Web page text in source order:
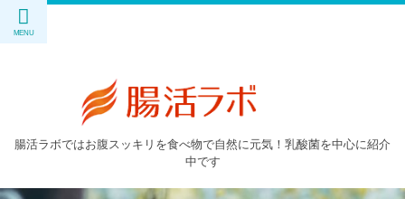
腸活ラボではお腹スッキリを食べ物で自然に元気！乳酸菌を中心に紹介
中です